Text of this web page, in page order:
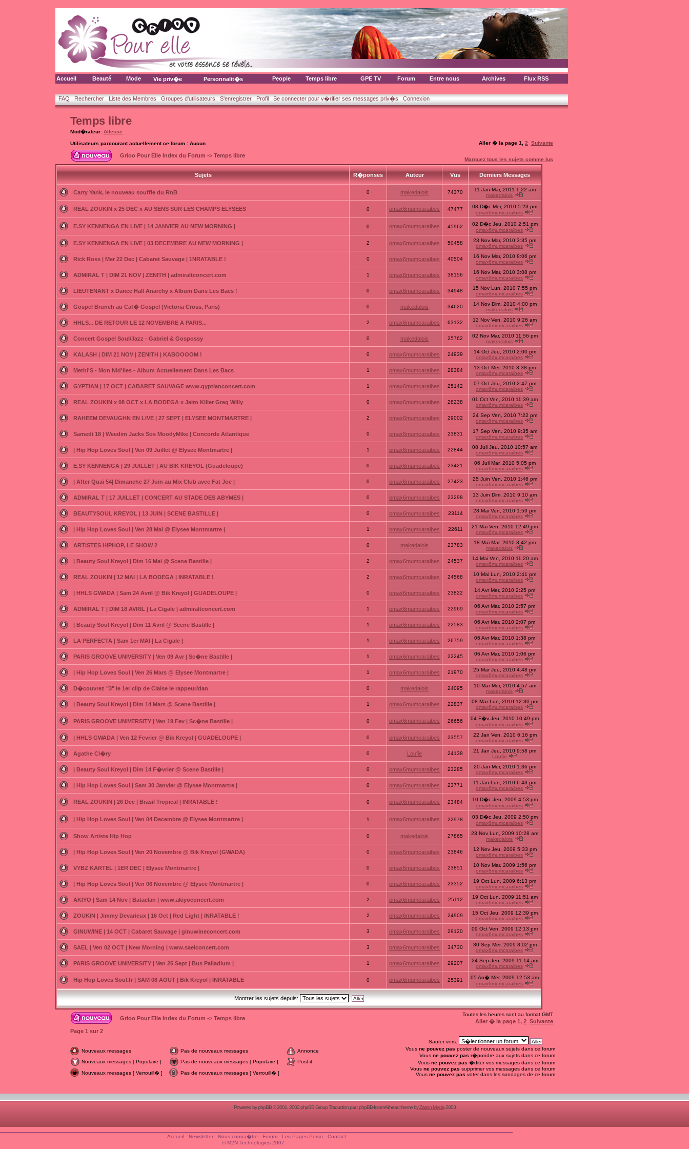
Accueil Beauté Mode Vie priv�e Personnalit�s People Temps libre GPE TV Forum Entre nous Archives Flux RSS
FAQ Rechercher Liste des Membres Groupes d'utilisateurs S'enregistrer Profil Se connecter pour v�rifier ses messages priv�s Connexion
Temps libre
Mod�rateur: Altesse
Utilisateurs parcourant actuellement ce forum : Aucun Aller � la page 1 2 Suivante
Grioo Pour Elle Index du Forum -> Temps libre
Marquez tous les sujets comme lus
Sujets R�ponses Auteur Vus Derniers Messages
Carry Yank, le nouveau souffle du RnB 0 makedalois 74370
11 Jan Mar, 2011 1:22 am
makedalois
REAL ZOUKIN x 25 DEC x AU SENS SUR LES CHAMPS ELYSEES 0 omax6mumcaraibes 47477
08 D�c Mer, 2010 5:23 pm
omax6mumcaraibes
E.SY KENNENGA EN LIVE | 14 JANVIER AU NEW MORNING | 0 omax6mumcaraibes 45962
02 D�c Jeu, 2010 2:51 pm
omax6mumcaraibes
E.SY KENNENGA EN LIVE | 03 DECEMBRE AU NEW MORNING | 2 omax6mumcaraibes 50458
23 Nov Mar, 2010 3:35 pm
omax6mumcaraibes
Rick Ross | Mer 22 Dec | Cabaret Sauvage | 1NRATABLE ! 0 omax6mumcaraibes 40504
16 Nov Mar, 2010 8:06 pm
omax6mumcaraibes
ADMIRAL T | DIM 21 NOV | ZENITH | admiraltconcert.com 1 omax6mumcaraibes 38156
16 Nov Mar, 2010 3:08 pm
omax6mumcaraibes
LIEUTENANT x Dance Hall Anarchy x Album Dans Les Bacs ! 0 omax6mumcaraibes 34948
15 Nov Lun, 2010 7:55 pm
omax6mumcaraibes
Gospel Brunch au Caf� Gospel (Victoria Cross, Paris) 0 makedalois 34620
14 Nov Dim, 2010 4:00 pm
makedalois
HHLS... DE RETOUR LE 12 NOVEMBRE A PARIS... 2 omax6mumcaraibes 63132
12 Nov Ven, 2010 9:26 am
omax6mumcaraibes
Concert Gospel Soul/Jazz - Gabriel & Gospossy 0 makedalois 25762
02 Nov Mar, 2010 11:56 pm
makedalois
KALASH | DIM 21 NOV | ZENITH | KABOOOOM ! 0 omax6mumcaraibes 24939
14 Oct Jeu, 2010 2:00 pm
omax6mumcaraibes
Methi'S - Mon Nid'Iles - Album Actuellement Dans Les Bacs 1 omax6mumcaraibes 28384
13 Oct Mer, 2010 3:38 pm
omax6mumcaraibes
GYPTIAN | 17 OCT | CABARET SAUVAGE www.gyptianconcert.com 1 omax6mumcaraibes 25142
07 Oct Jeu, 2010 2:47 pm
omax6mumcaraibes
REAL ZOUKIN x 08 OCT x LA BODEGA x Jairo Killer Greg Willy 0 omax6mumcaraibes 28238
01 Oct Ven, 2010 11:39 am
omax6mumcaraibes
RAHEEM DEVAUGHN EN LIVE | 27 SEPT | ELYSEE MONTMARTRE | 2 omax6mumcaraibes 29002
24 Sep Ven, 2010 7:22 pm
omax6mumcaraibes
Samedi 18 | Weedim Jacks Sos MoodyMike | Concorde Atlantique 0 omax6mumcaraibes 23831
17 Sep Ven, 2010 9:35 am
omax6mumcaraibes
| Hip Hop Loves Soul | Ven 09 Juillet @ Elysee Montmartre | 1 omax6mumcaraibes 22844
08 Juil Jeu, 2010 10:57 am
omax6mumcaraibes
E.SY KENNENGA | 29 JUILLET | AU BIK KREYOL (Guadeloupe) 0 omax6mumcaraibes 23421
06 Juil Mar, 2010 5:05 pm
omax6mumcaraibes
| After Quai 54| Dimanche 27 Juin au Mix Club avec Fat Joe | 0 omax6mumcaraibes 27423
25 Juin Ven, 2010 1:46 pm
omax6mumcaraibes
ADMIRAL T | 17 JUILLET | CONCERT AU STADE DES ABYMES | 0 omax6mumcaraibes 23298
13 Juin Dim, 2010 9:10 am
omax6mumcaraibes
BEAUTYSOUL KREYOL | 13 JUIN | SCENE BASTILLE | 0 omax6mumcaraibes 23114
28 Mai Ven, 2010 1:59 pm
omax6mumcaraibes
| Hip Hop Loves Soul | Ven 28 Mai @ Elysee Montmartre | 1 omax6mumcaraibes 22611
21 Mai Ven, 2010 12:49 pm
omax6mumcaraibes
ARTISTES HIPHOP, LE SHOW 2 0 makedalois 23783
18 Mai Mar, 2010 3:42 pm
makedalois
| Beauty Soul Kreyol | Dim 16 Mai @ Scene Bastille | 2 omax6mumcaraibes 24537
14 Mai Ven, 2010 11:20 am
omax6mumcaraibes
REAL ZOUKIN | 12 MAI | LA BODEGA | INRATABLE ! 2 omax6mumcaraibes 24568
10 Mai Lun, 2010 2:41 pm
omax6mumcaraibes
| HHLS GWADA | Sam 24 Avril @ Bik Kreyol | GUADELOUPE | 0 omax6mumcaraibes 23822
14 Avr Mer, 2010 2:25 pm
omax6mumcaraibes
ADMIRAL T | DIM 18 AVRIL | La Cigale | admiraltconcert.com 1 omax6mumcaraibes 22969
06 Avr Mar, 2010 2:57 pm
omax6mumcaraibes
| Beauty Soul Kreyol | Dim 11 Avril @ Scene Bastille | 1 omax6mumcaraibes 22583
06 Avr Mar, 2010 2:07 pm
omax6mumcaraibes
LA PERFECTA | Sam 1er MAI | La Cigale | 1 omax6mumcaraibes 26759
06 Avr Mar, 2010 1:38 pm
omax6mumcaraibes
PARIS GROOVE UNIVERSITY | Ven 09 Avr | Sc�ne Bastille | 1 omax6mumcaraibes 22245
06 Avr Mar, 2010 1:06 pm
omax6mumcaraibes
| Hip Hop Loves Soul | Ven 26 Mars @ Elysee Montmartre | 1 omax6mumcaraibes 21970
25 Mar Jeu, 2010 4:48 pm
omax6mumcaraibes
D�couvrez "3" le 1er clip de Claise le rappeur/dan 0 makedalois 24095
10 Mar Mer, 2010 4:57 am
makedalois
| Beauty Soul Kreyol | Dim 14 Mars @ Scene Bastille | 1 omax6mumcaraibes 22837
08 Mar Lun, 2010 12:30 pm
omax6mumcaraibes
PARIS GROOVE UNIVERSITY | Ven 19 Fev | Sc�ne Bastille | 0 omax6mumcaraibes 26656
04 F�v Jeu, 2010 10:49 pm
omax6mumcaraibes
| HHLS GWADA | Ven 12 Fevrier @ Bik Kreyol | GUADELOUPE | 0 omax6mumcaraibes 23557
22 Jan Ven, 2010 6:16 pm
omax6mumcaraibes
Agathe Cl�ry 0 Loufie 24138
21 Jan Jeu, 2010 9:58 pm
Loufie
| Beauty Soul Kreyol | Dim 14 F�vrier @ Scene Bastille | 0 omax6mumcaraibes 23285
20 Jan Mer, 2010 1:36 pm
omax6mumcaraibes
| Hip Hop Loves Soul | Sam 30 Janvier @ Elysee Montmartre | 0 omax6mumcaraibes 23771
11 Jan Lun, 2010 6:43 pm
omax6mumcaraibes
REAL ZOUKIN | 26 Dec | Brasil Tropical | INRATABLE ! 0 omax6mumcaraibes 23484
10 D�c Jeu, 2009 4:53 pm
omax6mumcaraibes
| Hip Hop Loves Soul | Ven 04 Decembre @ Elysee Montmartre | 1 omax6mumcaraibes 22978
03 D�c Jeu, 2009 2:50 pm
omax6mumcaraibes
Show Artiste Hip Hop 0 makedalois 27865
23 Nov Lun, 2009 10:28 am
makedalois
| Hip Hop Loves Soul | Ven 20 Novembre @ Bik Kreyol (GWADA) 0 omax6mumcaraibes 23846
12 Nov Jeu, 2009 5:33 pm
omax6mumcaraibes
VYBZ KARTEL | 1ER DEC | Elysee Montmartre | 0 omax6mumcaraibes 23851
10 Nov Mar, 2009 1:56 pm
omax6mumcaraibes
| Hip Hop Loves Soul | Ven 06 Novembre @ Elysee Montmartre | 0 omax6mumcaraibes 23352
19 Oct Lun, 2009 6:13 pm
omax6mumcaraibes
AKIYO | Sam 14 Nov | Bataclan | www.akiyoconcert.com 2 omax6mumcaraibes 25112
19 Oct Lun, 2009 11:51 am
omax6mumcaraibes
ZOUKIN | Jimmy Devarieux | 16 Oct | Red Light | INRATABLE ! 2 omax6mumcaraibes 24909
15 Oct Jeu, 2009 12:39 pm
omax6mumcaraibes
GINUWINE | 14 OCT | Cabaret Sauvage | ginuwineconcert.com 3 omax6mumcaraibes 29120
09 Oct Ven, 2009 12:13 pm
omax6mumcaraibes
SAEL | Ven 02 OCT | New Morning | www.saelconcert.com 3 omax6mumcaraibes 34730
30 Sep Mer, 2009 8:02 pm
omax6mumcaraibes
PARIS GROOVE UNIVERSITY | Ven 25 Sept | Bus Palladium | 1 omax6mumcaraibes 29207
24 Sep Jeu, 2009 11:14 am
omax6mumcaraibes
Hip Hop Loves Soul.fr | SAM 08 AOUT | Bik Kreyol | INRATABLE 0 omax6mumcaraibes 25391
05 Ao� Mer, 2009 12:53 am
omax6mumcaraibes
Montrer les sujets depuis:
Grioo Pour Elle Index du Forum -> Temps libre
Toutes les heures sont au format GMT
Aller � la page 1, 2 Suivante
Page 1 sur 2
Sauter vers:
Nouveaux messages
Pas de nouveaux messages
Annonce
Nouveaux messages [ Populaire ]
Pas de nouveaux messages [ Populaire ]
Post-it
Nouveaux messages [ Verrouill� ]
Pas de nouveaux messages [ Verrouill� ]
Vous ne pouvez pas poster de nouveaux sujets dans ce forum
Vous ne pouvez pas r�pondre aux sujets dans ce forum
Vous ne pouvez pas �diter vos messages dans ce forum
Vous ne pouvez pas supprimer vos messages dans ce forum
Vous ne pouvez pas voter dans les sondages de ce forum
Powered byphpBB© 2001, 2002 phpBB Group Traduction par :phpBB-fr.comAirhead theme byZarron Media2003
Accueil- Newsletter- Nous conna�tre - Forum- Les Pages Perso - Contact
© M2N Technologies 2007